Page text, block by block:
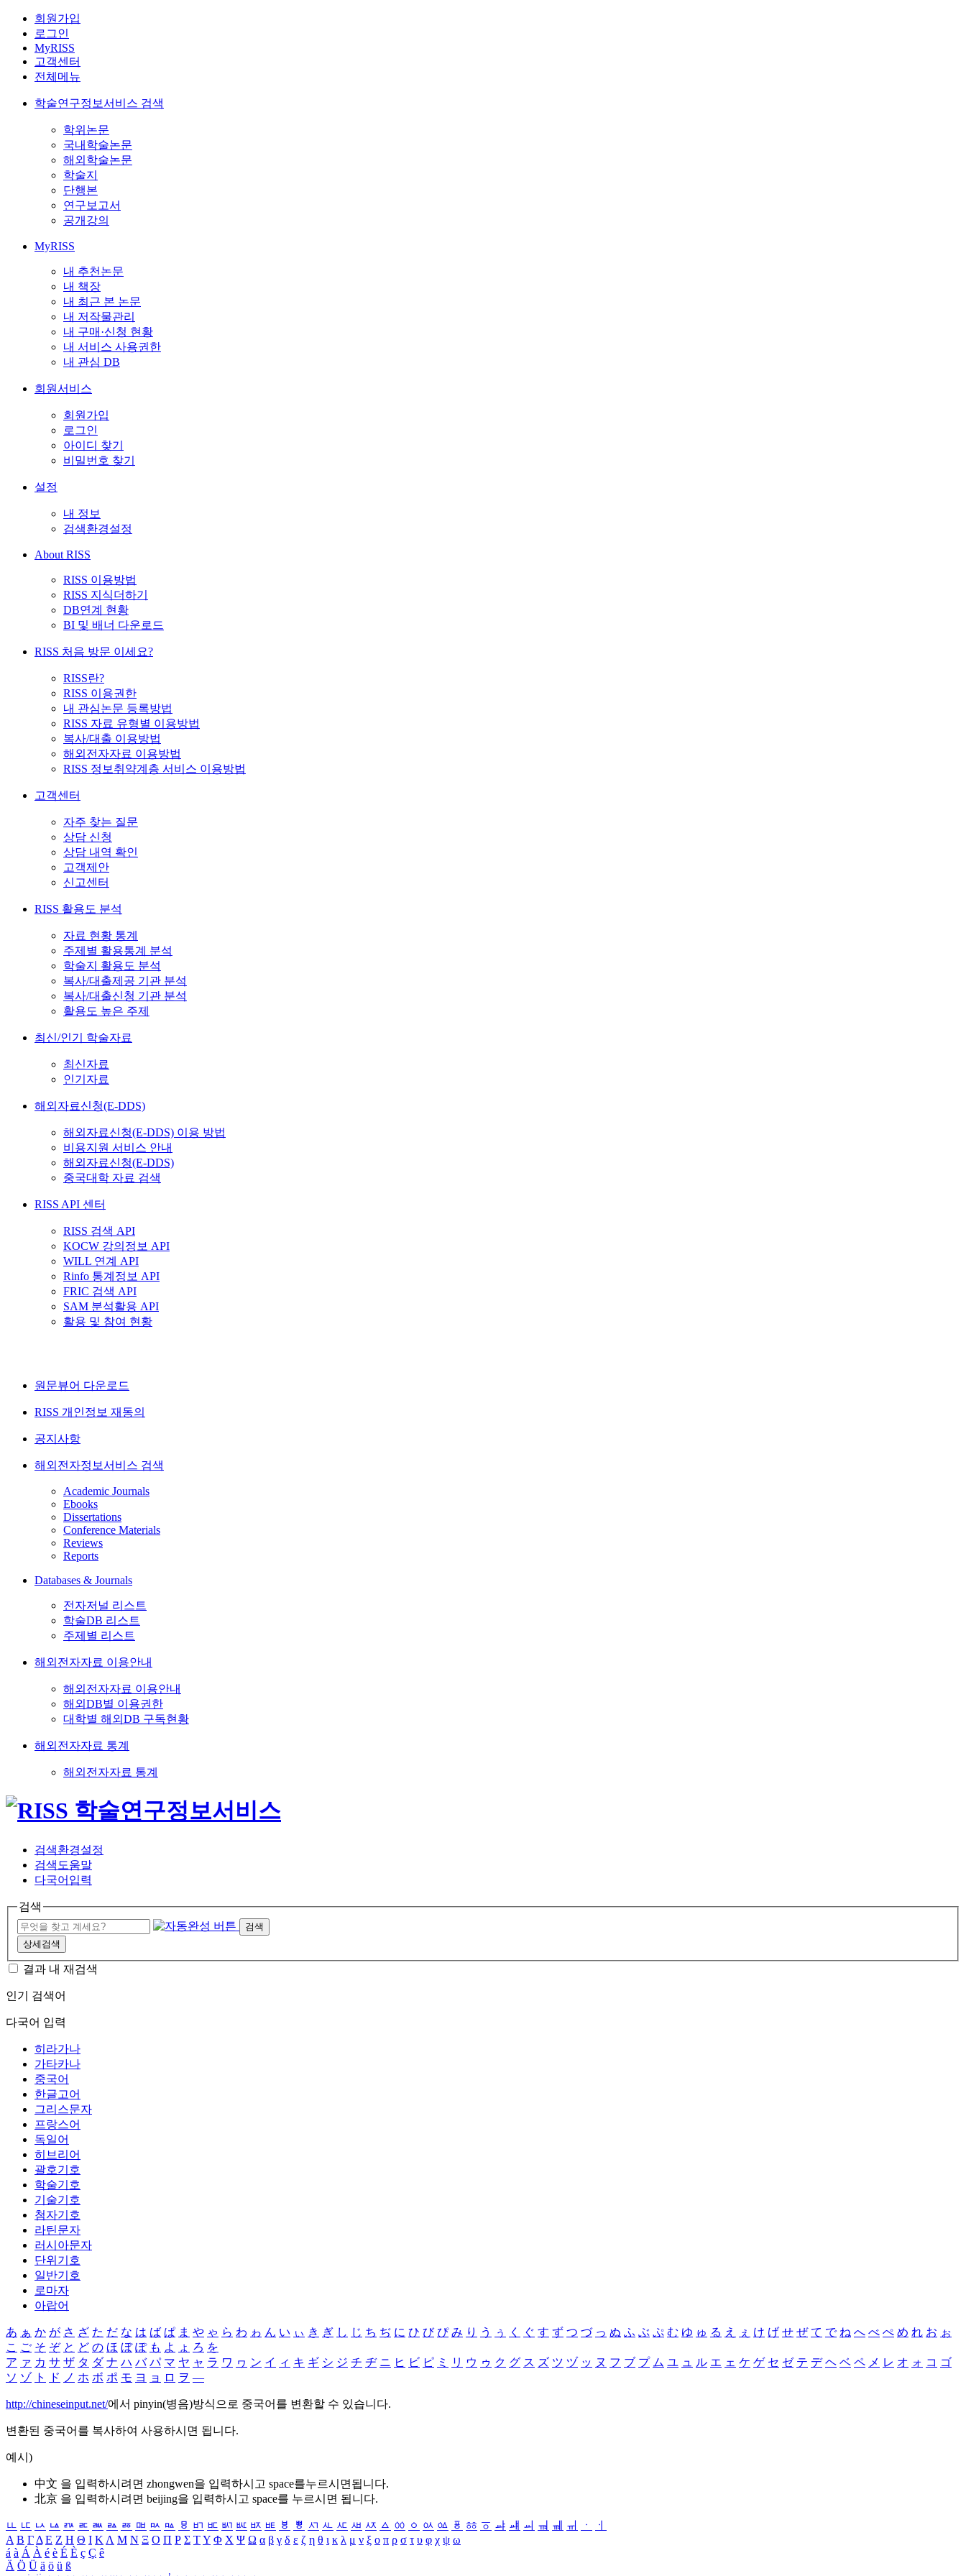
회원가입
로그인
MyRISS
고객센터
전체메뉴
학술연구정보서비스 검색
학위논문
국내학술논문
해외학술논문
학술지
단행본
연구보고서
공개강의
MyRISS
내 추천논문
내 책장
내 최근 본 논문
내 저작물관리
내 구매·신청 현황
내 서비스 사용권한
내 관심 DB
회원서비스
회원가입
로그인
아이디 찾기
비밀번호 찾기
설정
내 정보
검색환경설정
About RISS
RISS 이용방법
RISS 지식더하기
DB연계 현황
BI 및 배너 다운로드
RISS 처음 방문 이세요?
RISS란?
RISS 이용권한
내 관심논문 등록방법
RISS 자료 유형별 이용방법
복사/대출 이용방법
해외전자자료 이용방법
RISS 정보취약계층 서비스 이용방법
고객센터
자주 찾는 질문
상담 신청
상담 내역 확인
고객제안
신고센터
RISS 활용도 분석
자료 현황 통계
주제별 활용통계 분석
학술지 활용도 분석
복사/대출제공 기관 분석
복사/대출신청 기관 분석
활용도 높은 주제
최신/인기 학술자료
최신자료
인기자료
해외자료신청(E-DDS)
해외자료신청(E-DDS) 이용 방법
비용지원 서비스 안내
해외자료신청(E-DDS)
중국대학 자료 검색
RISS API 센터
RISS 검색 API
KOCW 강의정보 API
WILL 연계 API
Rinfo 통계정보 API
FRIC 검색 API
SAM 분석활용 API
활용 및 참여 현황
원문뷰어 다운로드
RISS 개인정보 재동의
공지사항
해외전자정보서비스 검색
Academic Journals
Ebooks
Dissertations
Conference Materials
Reviews
Reports
Databases & Journals
전자저널 리스트
학술DB 리스트
주제별 리스트
해외전자자료 이용안내
해외전자자료 이용안내
해외DB별 이용권한
대학별 해외DB 구독현황
해외전자자료 통계
해외전자자료 통계
검색환경설정
검색도움말
다국어입력
검색
검색
상세검색
결과 내 재검색
인기 검색어
다국어 입력
히라가나
가타카나
중국어
한글고어
그리스문자
프랑스어
독일어
히브리어
괄호기호
학술기호
기술기호
첨자기호
라틴문자
러시아문자
단위기호
일반기호
로마자
아랍어
あ ぁ か が さ ざ た だ な は ば ぱ ま や ゃ ら わ ゎ ん い ぃ き ぎ し じ ち ぢ に ひ び ぴ み り う ぅ く ぐ す ず つ づ っ ぬ ふ ぶ ぷ む ゆ ゅ る え ぇ け げ せ ぜ て で ね へ べ ぺ め れ お ぉ
こ ご そ ぞ と ど の ほ ぼ ぽ も よ ょ ろ を
ア ァ カ サ ザ タ ダ ナ ハ バ パ マ ヤ ャ ラ ワ ヮ ン イ ィ キ ギ シ ジ チ ヂ ニ ヒ ビ ピ ミ リ ウ ゥ ク グ ス ズ ツ ヅ ッ ヌ フ ブ プ ム ユ ュ ル エ ェ ケ ゲ セ ゼ テ デ ヘ ベ ペ メ レ オ ォ コ ゴ
ソ ゾ ト ド ノ ホ ボ ポ モ ヨ ョ ロ ヲ ―
http://chineseinput.net/에서 pinyin(병음)방식으로 중국어를 변환할 수 있습니다.
변환된 중국어를 복사하여 사용하시면 됩니다.
예시)
中文 을 입력하시려면 zhongwen을 입력하시고 space를누르시면됩니다.
北京 을 입력하시려면 beijing을 입력하시고 space를 누르시면 됩니다.
ㅥ ㅦ ㅧ ㅨ ㅩ ㅪ ㅫ ㅬ ㅭ ㅮ ㅯ ㅰ ㅱ ㅲ ㅳ ㅴ ㅵ ㅶ ㅷ ㅸ ㅹ ㅺ ㅻ ㅼ ㅽ ㅾ ㅿ ㆀ ㆁ ㆂ ㆃ ㆄ ㆅ ㆆ ㆇ ㆈ ㆉ ㆊ ㆋ ㆌ ㆍ
ㆎ
Α Β ΓΔ Ε Ζ Η Θ Ι ΚΛ Μ Ν Ξ Ο Π Ρ Σ ΤΥ Φ Χ Ψ Ω α β γ δ ε ζ η θ ι κ λ μ ν ξ ο π ρ σ τ υ φ χ ψ ω
á à Á À é è É È ç Ç ê
Ä Ö Ü ä ö ü ß